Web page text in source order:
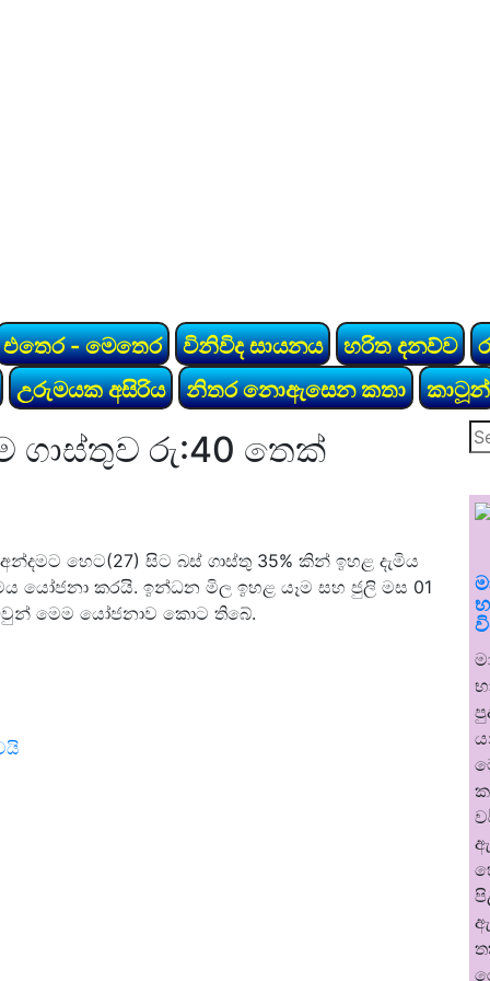
එතෙර - මෙතෙර විනිවිද සායනය හරිත දනව්ව
උරුමයක අසිරිය නිතර නොඇසෙන කතා කාටූන්
ගාස්තුව රු:40 තෙක්
හෙට(27) සිට බස් ගාස්තු 35% කින් ඉහළ දැමිය
යෝජනා කරයි. ඉන්ධන මිල ඉහළ යෑම සහ ජුලි මස 01
මෙම යෝජනාව කොට තිබේ.